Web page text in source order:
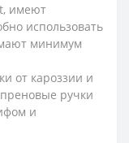
имеют
использовать
минимум
от кароззии и
ручки
и